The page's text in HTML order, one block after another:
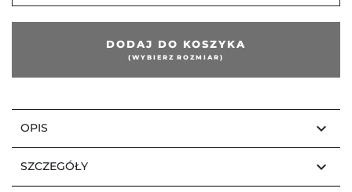
DODAJ DO KOSZYKA
(WYBIERZ ROZMIAR)
OPIS keyboard_arrow_down
SZCZEGÓŁY keyboard_arrow_down